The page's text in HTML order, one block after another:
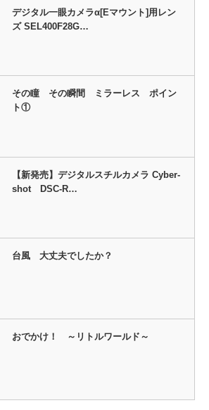
デジタル一眼カメラα[Eマウント]用レン
ズ SEL400F28G…
その瞳 その瞬間 ミラーレス ポイン
ト①
【新発売】デジタルスチルカメラ Cyber-
shot DSC-R…
台風 大丈夫でしたか？
おでかけ！ ～リトルワールド～